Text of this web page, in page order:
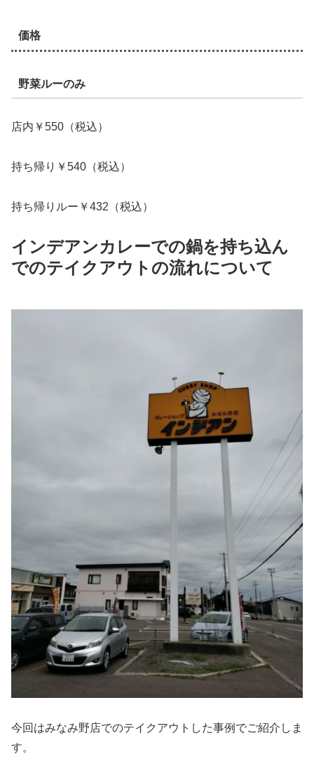
価格
野菜ルーのみ
店内￥550（税込）
持ち帰り￥540（税込）
持ち帰りルー￥432（税込）
インデアンカレーでの鍋を持ち込ん
でのテイクアウトの流れについて
今回はみなみ野店でのテイクアウトした事例でご紹介しま
す。